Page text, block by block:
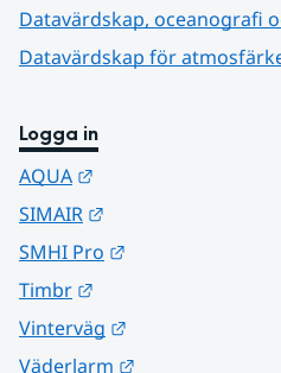
Datavärdskap, oceanografi
Datavärdskap för
Logga in
AQUA
SIMAIR
SMHI Pro
Timbr
Vinterväg
Väderlarm